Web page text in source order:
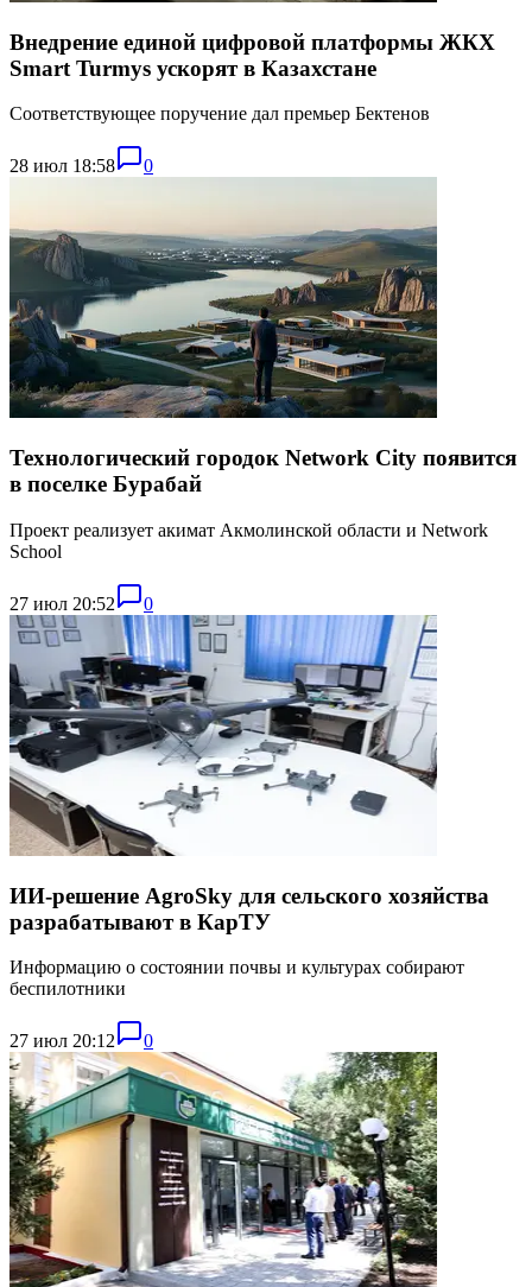
Внедрение единой цифровой платформы ЖКХ
Smart Turmys ускорят в Казахстане
Соответствующее поручение дал премьер Бектенов
28 июл 18:58 0
Технологический городок Network City появится
в поселке Бурабай
Проект реализует акимат Акмолинской области и Network
School
27 июл 20:52 0
ИИ-решение AgroSky для сельского хозяйства
разрабатывают в КарТУ
Информацию о состоянии почвы и культурах собирают
беспилотники
27 июл 20:12 0